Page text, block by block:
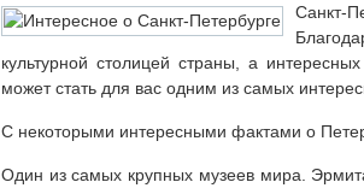
Санкт-
культурной столицей страны, а
может стать для вас одним из самых
С некоторыми интересными фактами о
Один из самых крупных музеев мира.